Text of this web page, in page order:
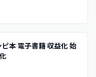
本 電子書籍 収益化 始